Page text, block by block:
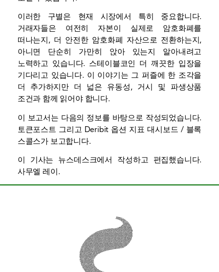
이러한 구별은 현재 시장에서 특히 중요합니다.
거래자들은 여전히 ​​자본이 실제로 암호화폐를
떠나는지, 더 안전한 암호화폐 자산으로 전환하는지,
아니면 단순히 가만히 앉아 있는지 알아내려고
노력하고 있습니다. 스테이블코인 더 깨끗한 입장을
기다리고 있습니다. 이 이야기는 그 퍼즐에 한 조각을
더 추가하지만 더 넓은 유동성, 거시 및 파생상품
조건과 함께 읽어야 합니다.
이 보고서는 다음의 정보를 바탕으로 작성되었습니다.
토큰포스트 그리고 Deribit 옵션 지표 대시보드 / 블록
스콜스가 보고합니다.
이 기사는 뉴스데스크에서 작성하고 편집했습니다.
사무엘 레이.